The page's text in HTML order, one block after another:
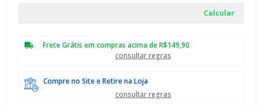
Frete Grátis em compras acima de R$149,90
consultar regras
Compre no Site e Retire na Loja
consultar regras